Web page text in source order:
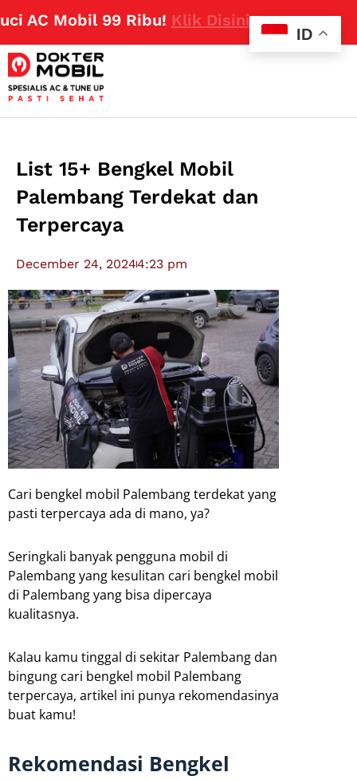
Mobil 99 Ribu!Klik Disini
List 15+ Bengkel Mobil
Palembang Terdekat dan
Terpercaya
December 24, 20244:23 pm
Cari bengkel mobil Palembang terdekat yang
pasti terpercaya ada di mano, ya?
Seringkali banyak pengguna mobil di
Palembang yang kesulitan cari bengkel mobil
di Palembang yang bisa dipercaya
kualitasnya.
Kalau kamu tinggal di sekitar Palembang dan
bingung cari bengkel mobil Palembang
terpercaya, artikel ini punya rekomendasinya
buat kamu!
Rekomendasi Bengkel
ID